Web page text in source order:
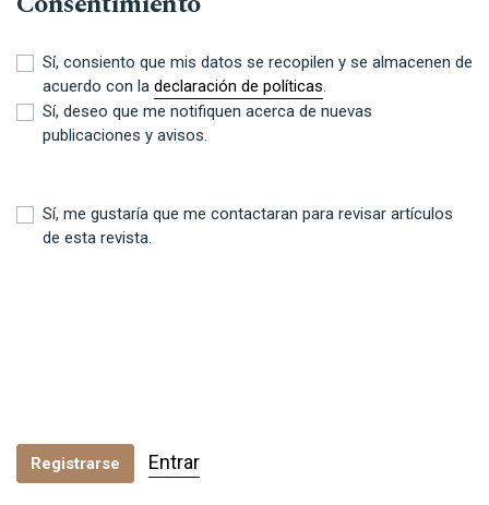
Sí, consiento que mis datos se recopilen y se almacenen de
acuerdo con la declaración de políticas.
Sí, deseo que me notifiquen acerca de nuevas
publicaciones y avisos.
Sí, me gustaría que me contactaran para revisar artículos
de esta revista.
Registrarse Entrar